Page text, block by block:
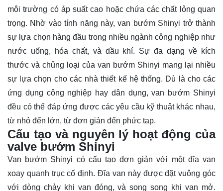
môi trường có áp suất cao hoặc chứa các chất lỏng quan
trọng. Nhờ vào tính năng này, van bướm Shinyi trở thành
sự lựa chọn hàng đầu trong nhiều ngành công nghiệp như
nước uống, hóa chất, và dầu khí. Sự đa dạng về kích
thước và chủng loại của van bướm Shinyi mang lại nhiều
sự lựa chọn cho các nhà thiết kế hệ thống. Dù là cho các
ứng dụng công nghiệp hay dân dụng, van bướm Shinyi
đều có thể đáp ứng được các yêu cầu kỹ thuật khác nhau,
từ nhỏ đến lớn, từ đơn giản đến phức tạp.
Cấu tạo và nguyên lý hoạt động của
valve bướm Shinyi
Van bướm Shinyi có cấu tạo đơn giản với một đĩa van
xoay quanh trục cố định. Đĩa van này được đặt vuông góc
với dòng chảy khi van đóng, và song song khi van mở.